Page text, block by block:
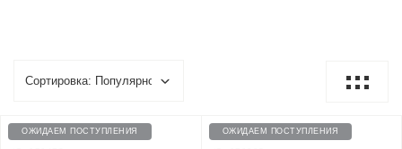
ОЖИДАЕМ ПОСТУПЛЕНИЯ ОЖИДАЕМ ПОСТУПЛЕНИЯ